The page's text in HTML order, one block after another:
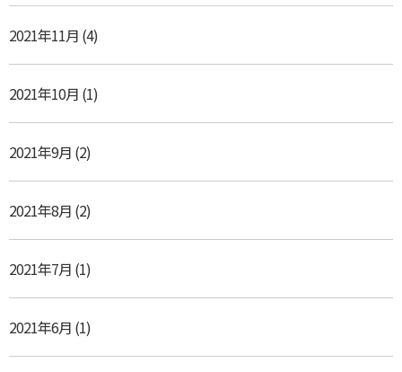
2021年11月 (4)
2021年10月 (1)
2021年9月 (2)
2021年8月 (2)
2021年7月 (1)
2021年6月 (1)